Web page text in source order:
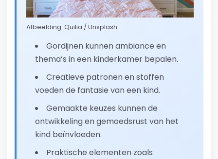
Afbeelding: Quilia / Unsplash
Gordijnen kunnen ambiance en
thema’s in een kinderkamer bepalen.
Creatieve patronen en stoffen
voeden de fantasie van een kind.
Gemaakte keuzes kunnen de
ontwikkeling en gemoedsrust van het
kind beïnvloeden.
Praktische elementen zoals